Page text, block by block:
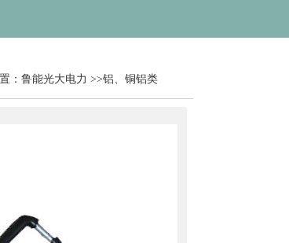
： 鲁能光大电力 >>铝、铜铝类